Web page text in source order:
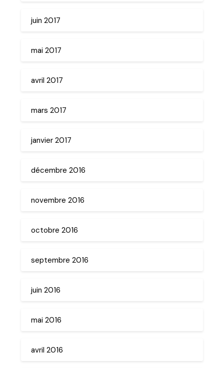
juin 2017
mai 2017
avril 2017
mars 2017
janvier 2017
décembre 2016
novembre 2016
octobre 2016
septembre 2016
juin 2016
mai 2016
avril 2016